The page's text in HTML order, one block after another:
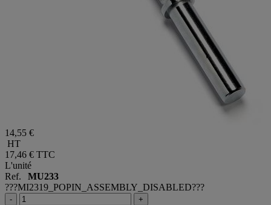
14,55 €
HT
17,46 € TTC
L'unité
Ref. MU233
???MI2319_POPIN_ASSEMBLY_DISABLED???
- +